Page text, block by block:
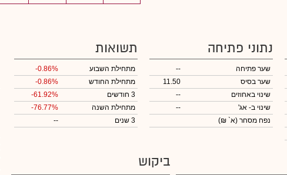
נתוני פתיחה
שער פתיחה
--
שער בסיס
11.50
שינוי באחוזים
--
שינוי ב- אג'
--
נפח מסחר (א` ₪)
תשואות
מתחילת השבוע
-0.86%
מתחילת החודש
-0.86%
3 חודשים
-61.92%
מתחילת השנה
-76.77%
3 שנים
--
ביקוש